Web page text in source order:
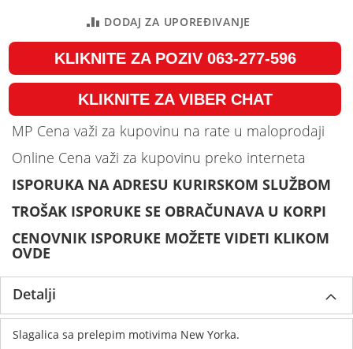
DODAJ ZA UPOREĐIVANJE
KLIKNITE ZA POZIV 063-277-596
KLIKNITE ZA VIBER CHAT
MP Cena važi za kupovinu na rate u maloprodaji
Online Cena važi za kupovinu preko interneta
ISPORUKA NA ADRESU KURIRSKOM SLUŽBOM
TROŠAK ISPORUKE SE OBRAČUNAVA U KORPI
CENOVNIK ISPORUKE MOŽETE VIDETI KLIKOM
OVDE
Detalji
Slagalica sa prelepim motivima New Yorka.